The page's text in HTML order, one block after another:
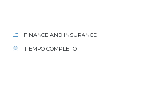
FINANCE AND INSURANCE
TIEMPO COMPLETO